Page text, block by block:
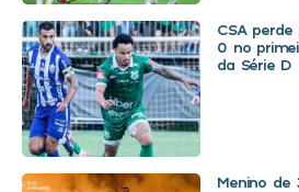
CSA perde
0 no
da Série D
Menino de